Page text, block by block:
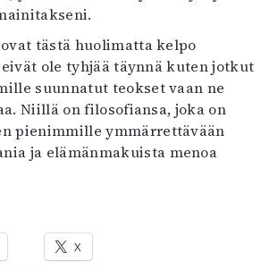
tästä huolimatta kelpo
ole tyhjää täynnä kuten jotkut
suunnatut teokset vaan ne
Niillä on filosofiansa, joka on
pienimmille ymmärrettävään
ja elämänmakuista menoa
X